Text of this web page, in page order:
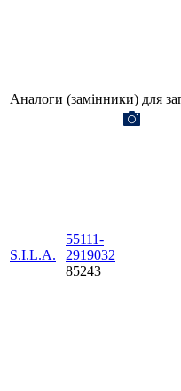
Аналоги (замінники) для
S.I.L.A.
55111-
2919032
85243